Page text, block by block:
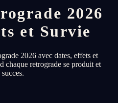
2026
et Survie
2026 avec dates, effets et
chaque retrograde se produit et